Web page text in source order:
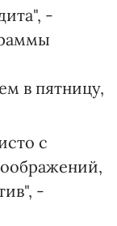
-
в пятницу,
с
-